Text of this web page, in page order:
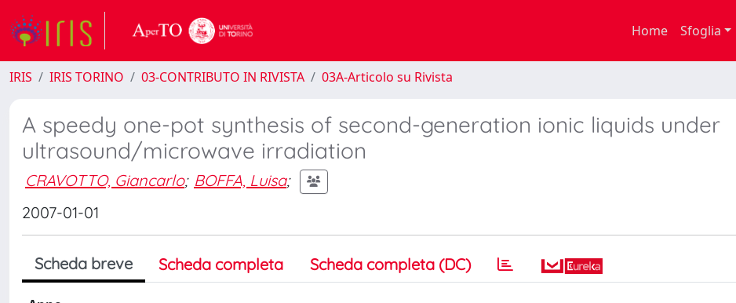
Home Sfoglia
IRIS IRIS TORINO 03-CONTRIBUTO IN RIVISTA 03A-Articolo su Rivista
A speedy one-pot synthesis of second-generation ionic liquids under
ultrasound/microwave irradiation
CRAVOTTO, Giancarlo; BOFFA, Luisa;
2007-01-01
Scheda breve Scheda completa Scheda completa (DC)